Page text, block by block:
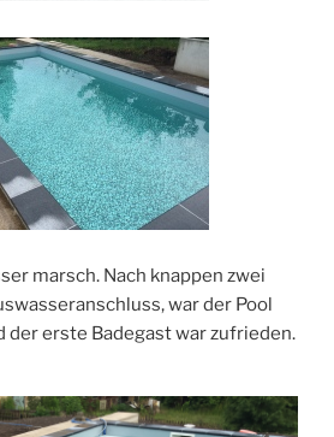
marsch. Nach knappen zwei
war der Pool
erste Badegast war zufrieden.